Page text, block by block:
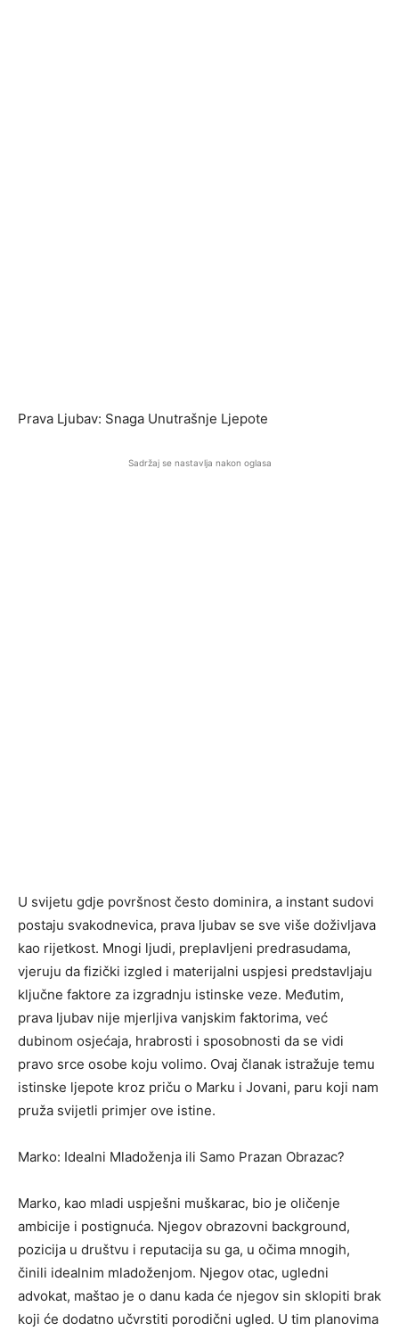
Prava Ljubav: Snaga Unutrašnje Ljepote
Sadržaj se nastavlja nakon oglasa
U svijetu gdje površnost često dominira, a instant sudovi
postaju svakodnevica, prava ljubav se sve više doživljava
kao rijetkost. Mnogi ljudi, preplavljeni predrasudama,
vjeruju da fizički izgled i materijalni uspjesi predstavljaju
ključne faktore za izgradnju istinske veze. Međutim,
prava ljubav nije mjerljiva vanjskim faktorima, već
dubinom osjećaja, hrabrosti i sposobnosti da se vidi
pravo srce osobe koju volimo. Ovaj članak istražuje temu
istinske ljepote kroz priču o Marku i Jovani, paru koji nam
pruža svijetli primjer ove istine.
Marko: Idealni Mladoženja ili Samo Prazan Obrazac?
Marko, kao mladi uspješni muškarac, bio je oličenje
ambicije i postignuća. Njegov obrazovni background,
pozicija u društvu i reputacija su ga, u očima mnogih,
činili idealnim mladoženjom. Njegov otac, ugledni
advokat, maštao je o danu kada će njegov sin sklopiti brak
koji će dodatno učvrstiti porodični ugled. U tim planovima